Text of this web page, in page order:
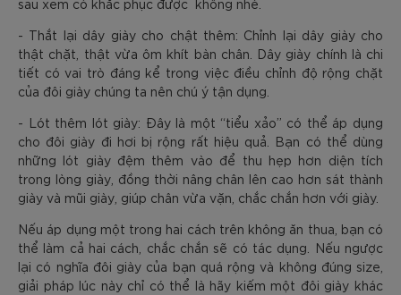
sau xem có khắc phục được không nhé.
- Thắt lại dây giày cho chật thêm: Chỉnh lại dây giày cho
thật chặt, thật vừa ôm khít bàn chân. Dây giày chính là chi
tiết có vai trò đáng kể trong việc điều chỉnh độ rộng chặt
của đôi giày chúng ta nên chú ý tận dụng.
- Lót thêm lót giày: Đây là một “tiểu xảo” có thể áp dụng
cho đôi giày đi hơi bị rộng rất hiệu quả. Bạn có thể dùng
những lót giày đệm thêm vào để thu hẹp hơn diện tích
trong lòng giày, đồng thời nâng chân lên cao hơn sát thành
giày và mũi giày, giúp chân vừa vặn, chắc chắn hơn với giày.
Nếu áp dụng một trong hai cách trên không ăn thua, bạn có
thể làm cả hai cách, chắc chắn sẽ có tác dụng. Nếu ngược
lại có nghĩa đôi giày của bạn quá rộng và không đúng size,
giải pháp lúc này chỉ có thể là hãy kiếm một đôi giày khác